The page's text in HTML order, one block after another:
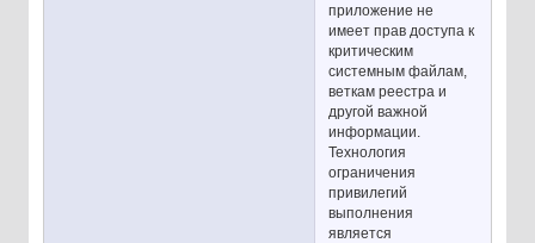
приложение не
имеет прав доступа к
критическим
системным файлам,
веткам реестра и
другой важной
информации.
Технология
ограничения
привилегий
выполнения
является